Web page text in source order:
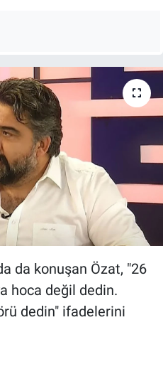
da konuşan Özat, "26
hoca değil dedin.
dedin" ifadelerini